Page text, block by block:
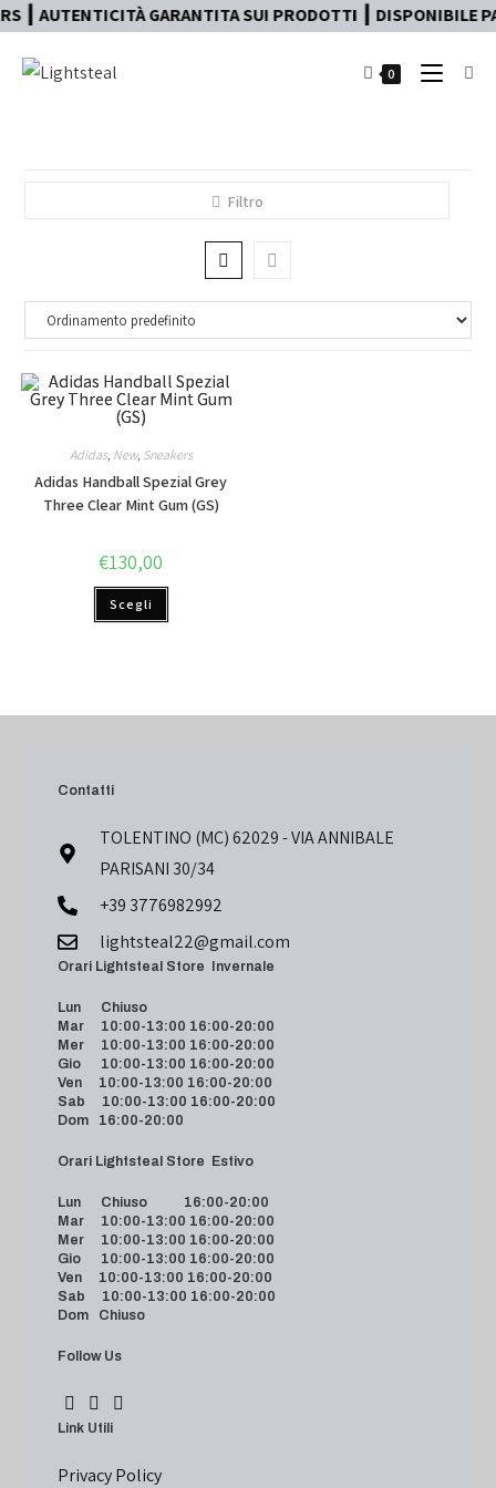
GARANTITA SUI PRODOTTI ┃
0
Filtro
Adidas, New, Sneakers
Adidas Handball Spezial Grey
Three Clear Mint Gum (GS)
€130,00
Scegli
Contatti
TOLENTINO (MC) 62029 - VIA ANNIBALE
PARISANI 30/34
+39 3776982992
lightsteal22@gmail.com
Orari Lightsteal Store Invernale
Lun Chiuso
Mar 10:00-13:00 16:00-20:00
Mer 10:00-13:00 16:00-20:00
Gio 10:00-13:00 16:00-20:00
Ven 10:00-13:00 16:00-20:00
Sab 10:00-13:00 16:00-20:00
Dom 16:00-20:00
Orari Lightsteal Store Estivo
Lun Chiuso 16:00-20:00
Mar 10:00-13:00 16:00-20:00
Mer 10:00-13:00 16:00-20:00
Gio 10:00-13:00 16:00-20:00
Ven 10:00-13:00 16:00-20:00
Sab 10:00-13:00 16:00-20:00
Dom Chiuso
Follow Us
Link Utili
Privacy Policy